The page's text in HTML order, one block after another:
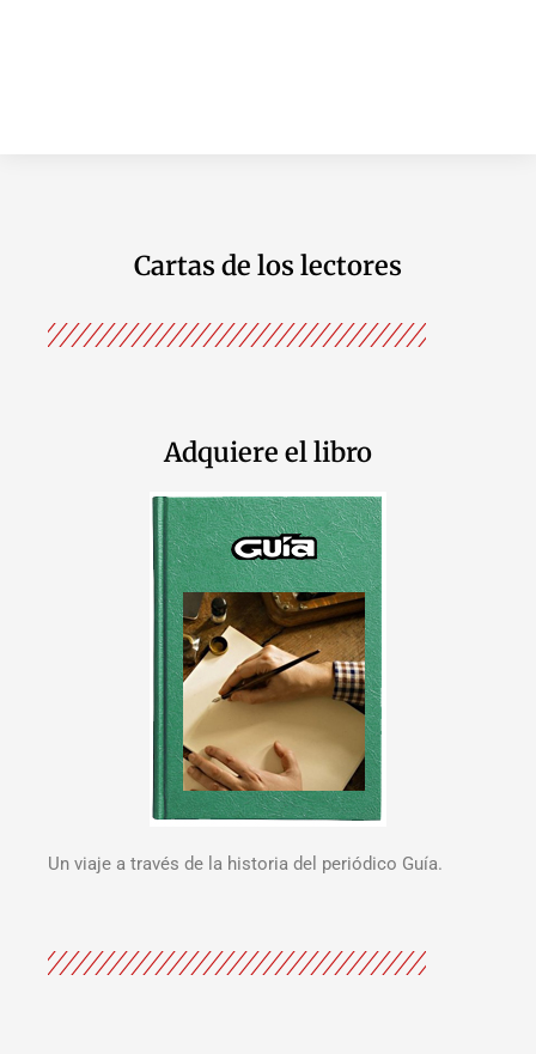
Cartas de los lectores
Adquiere el libro
Un viaje a través de la historia del periódico Guía.